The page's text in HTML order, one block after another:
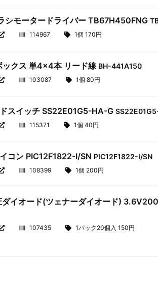
シモータードライバー TB67H450FNG
114967 1個 170円
クス 単4×4本 リード線 BH-441A150
103087 1個 80円
スイッチ SS22E01G5-HA-G
115371 1個 40円
コン PIC12F1822-I/SN PIC12F1822-I/SN
108399 1個 200円
イオード(ツェナーダイオード)
107435 1パック20個入 150円